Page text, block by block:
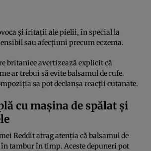
și iritații ale pielii, în special la
sau afecțiuni precum eczema.
britanice avertizează explicit că
ar trebui să evite balsamul de rufe.
sa pot declanșa reacții cutanate.
cu mașina de spălat și
Reddit atrag atenția că balsamul de
tambur în timp. Aceste depuneri pot